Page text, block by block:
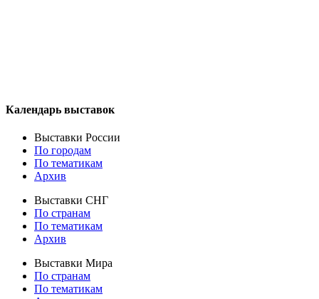
Календарь выставок
Выставки России
По городам
По тематикам
Архив
Выставки СНГ
По странам
По тематикам
Архив
Выставки Мира
По странам
По тематикам